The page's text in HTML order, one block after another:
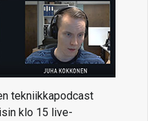
tekniikkapodcast
klo 15 live-